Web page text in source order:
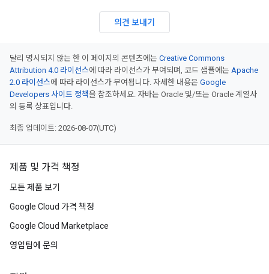
의견 보내기
달리 명시되지 않는 한 이 페이지의 콘텐츠에는 Creative Commons
Attribution 4.0 라이선스에 따라 라이선스가 부여되며, 코드 샘플에는 Apache
2.0 라이선스에 따라 라이선스가 부여됩니다. 자세한 내용은 Google
Developers 사이트 정책을 참조하세요. 자바는 Oracle 및/또는 Oracle 계열사
의 등록 상표입니다.
최종 업데이트: 2026-08-07(UTC)
제품 및 가격 책정
모든 제품 보기
Google Cloud 가격 책정
Google Cloud Marketplace
영업팀에 문의